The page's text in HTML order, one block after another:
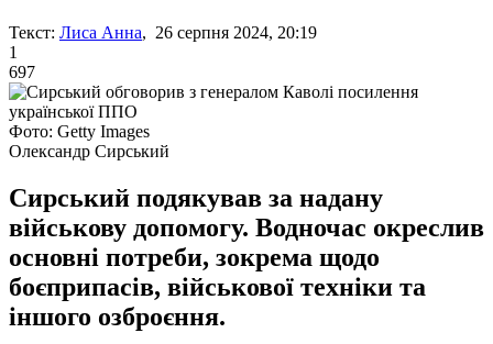
Текст: Лиса Анна, 26 серпня 2024, 20:19
1
697
Фото: Getty Images
Олександр Сирський
Сирський подякував за надану
військову допомогу. Водночас окреслив
основні потреби, зокрема щодо
боєприпасів, військової техніки та
іншого озброєння.